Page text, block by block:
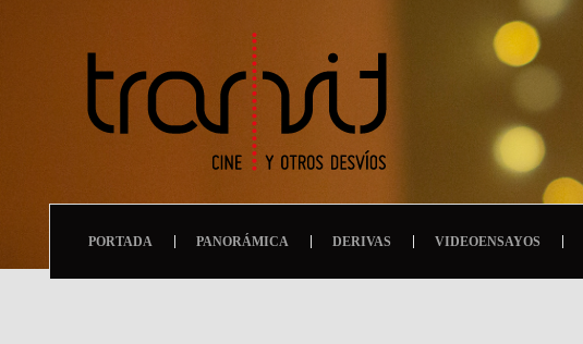
PORTADA PANORÁMICA DERIVAS VIDEOENSAYOS